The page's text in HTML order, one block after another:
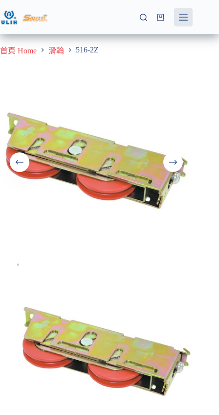
至
要
內
購
物
首頁 Home 滑輪 516-2Z